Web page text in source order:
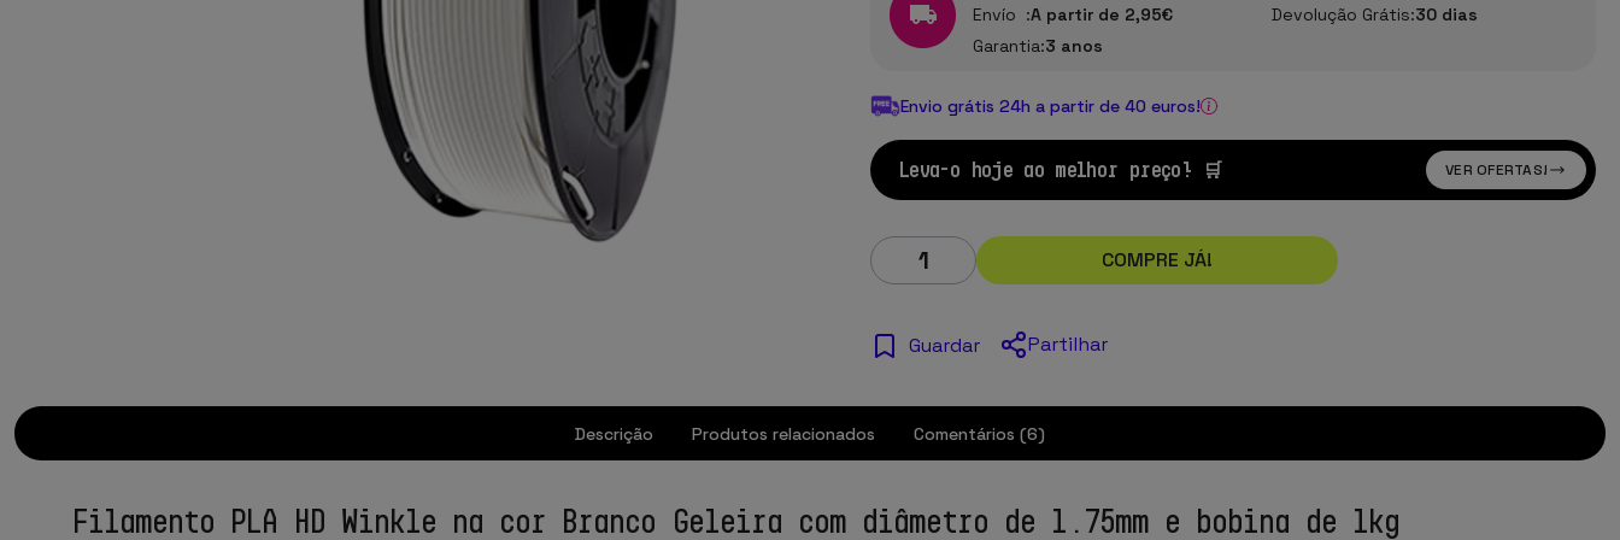
Envío :A partir de 2,95€ Devolução Grátis:30 dias
Garantia:3 anos
Envio grátis 24h a partir de 40 euros!
Leva-o hoje ao melhor preço! 🛒 VER OFERTAS!
COMPRE JÁ!
Guardar Partilhar
Descrição Produtos relacionados Comentários (6)
Filamento PLA HD Winkle na cor Branco Geleira com diâmetro de 1.75mm e bobina de 1kg